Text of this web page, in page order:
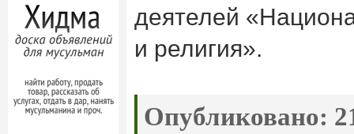
деятелей
и религия».
Опубликовано: